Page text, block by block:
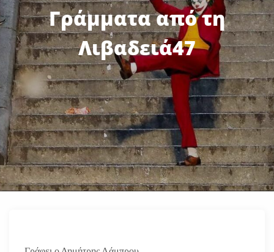
Γράμματα από τη
Λιβαδειά47